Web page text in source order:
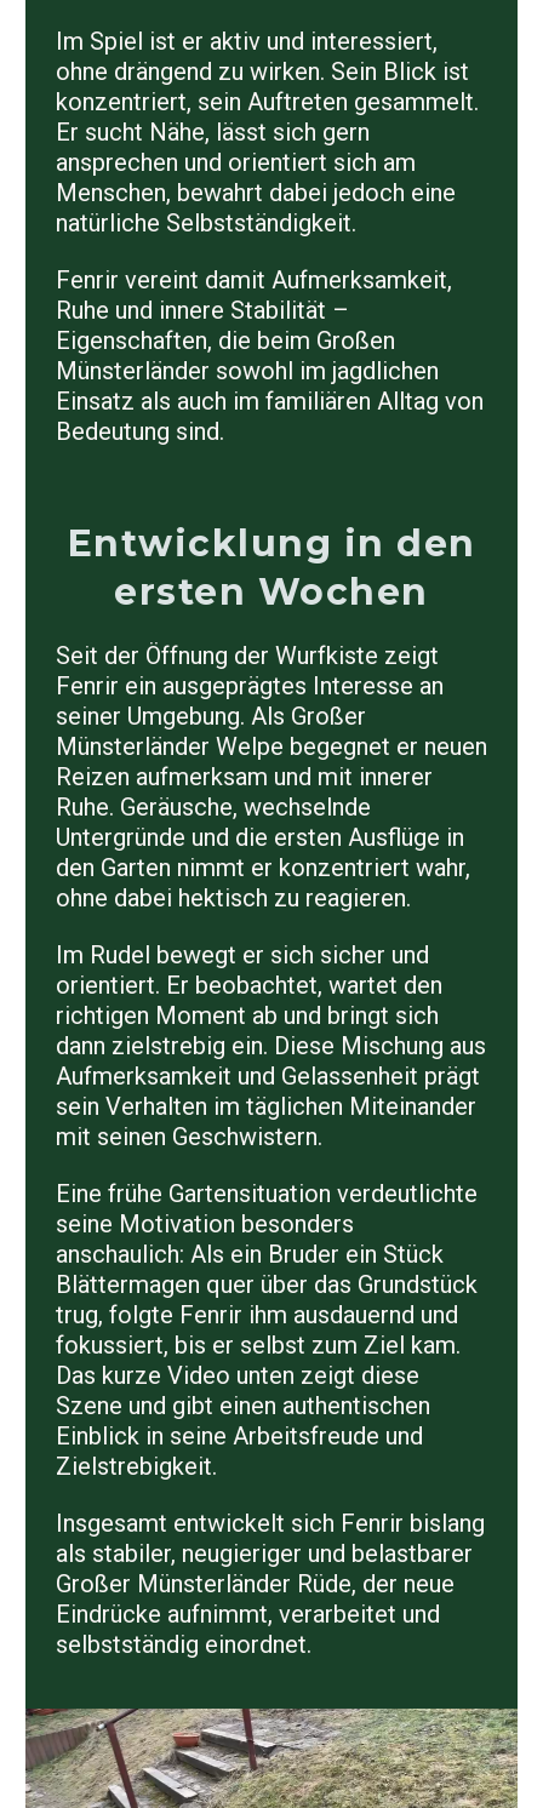
Im Spiel ist er aktiv und interessiert,
ohne drängend zu wirken. Sein Blick ist
konzentriert, sein Auftreten gesammelt.
Er sucht Nähe, lässt sich gern
ansprechen und orientiert sich am
Menschen, bewahrt dabei jedoch eine
natürliche Selbstständigkeit.
Fenrir vereint damit Aufmerksamkeit,
Ruhe und innere Stabilität –
Eigenschaften, die beim Großen
Münsterländer sowohl im jagdlichen
Einsatz als auch im familiären Alltag von
Bedeutung sind.
Entwicklung in den
ersten Wochen
Seit der Öffnung der Wurfkiste zeigt
Fenrir ein ausgeprägtes Interesse an
seiner Umgebung. Als Großer
Münsterländer Welpe begegnet er neuen
Reizen aufmerksam und mit innerer
Ruhe. Geräusche, wechselnde
Untergründe und die ersten Ausflüge in
den Garten nimmt er konzentriert wahr,
ohne dabei hektisch zu reagieren.
Im Rudel bewegt er sich sicher und
orientiert. Er beobachtet, wartet den
richtigen Moment ab und bringt sich
dann zielstrebig ein. Diese Mischung aus
Aufmerksamkeit und Gelassenheit prägt
sein Verhalten im täglichen Miteinander
mit seinen Geschwistern.
Eine frühe Gartensituation verdeutlichte
seine Motivation besonders
anschaulich: Als ein Bruder ein Stück
Blättermagen quer über das Grundstück
trug, folgte Fenrir ihm ausdauernd und
fokussiert, bis er selbst zum Ziel kam.
Das kurze Video unten zeigt diese
Szene und gibt einen authentischen
Einblick in seine Arbeitsfreude und
Zielstrebigkeit.
Insgesamt entwickelt sich Fenrir bislang
als stabiler, neugieriger und belastbarer
Großer Münsterländer Rüde, der neue
Eindrücke aufnimmt, verarbeitet und
selbstständig einordnet.